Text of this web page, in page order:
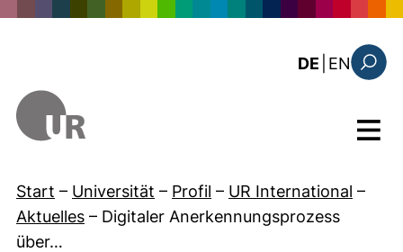
DE EN: the
Menü
Start – Universität – Profil – UR International –
Aktuelles – Digitaler Anerkennungsprozess
über…